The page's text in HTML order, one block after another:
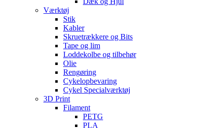
Værktøj
Stik
Kabler
Skruetrækkere og Bits
Tape og lim
Loddekolbe og tilbehør
Olie
Rengøring
Cykelopbevaring
Cykel Specialværktøj
3D Print
Filament
PETG
PLA